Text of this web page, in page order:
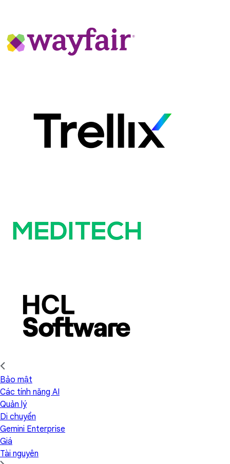
Bảo mật
Các tính năng AI
Quản lý
Di chuyển
Gemini Enterprise
Giá
Tài nguyên